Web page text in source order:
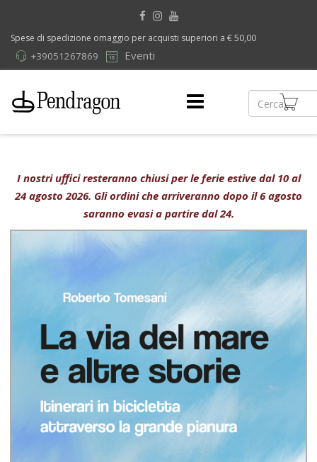
Spese di spedizione omaggio per acquisti superiori a € 50,00
Eventi
+39051267869
I nostri uffici resteranno chiusi per le ferie estive dal 10 al
24 agosto 2026. Gli ordini che arriveranno dopo il 6 agosto
saranno evasi a partire dal 24.